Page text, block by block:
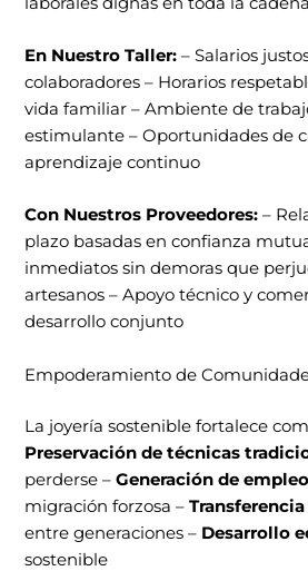
En Nuestro Taller: – Salarios
colaboradores – Horarios
vida familiar – Ambiente de
estimulante – Oportunidades de
aprendizaje continuo
Con Nuestros Proveedores: –
plazo basadas en confianza
inmediatos sin demoras que
artesanos – Apoyo técnico y
desarrollo conjunto
Empoderamiento de
La joyería sostenible fortalece
Preservación de técnicas
perderse –Generación de
migración forzosa –
entre generaciones – Desarrollo
sostenible